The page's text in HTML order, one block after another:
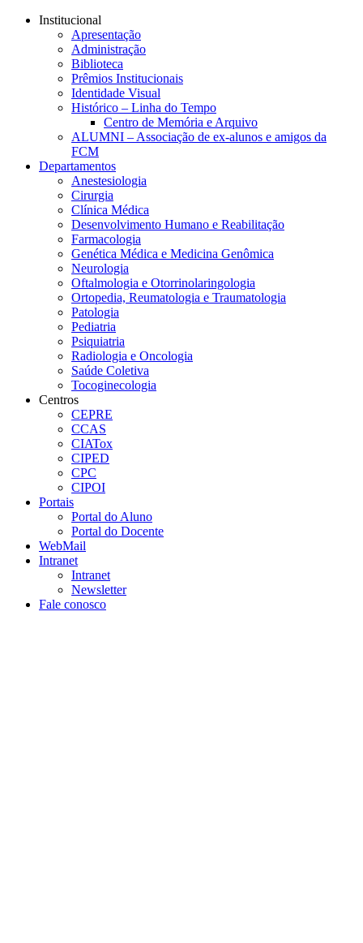
Conteúdo principal
Institucional
Apresentação
Administração
Biblioteca
Prêmios Institucionais
Identidade Visual
Histórico – Linha do Tempo
Centro de Memória e Arquivo
ALUMNI – Associação de ex-alunos e amigos da
FCM
Departamentos
Anestesiologia
Cirurgia
Clínica Médica
Desenvolvimento Humano e Reabilitação
Farmacologia
Genética Médica e Medicina Genômica
Neurologia
Oftalmologia e Otorrinolaringologia
Ortopedia, Reumatologia e Traumatologia
Patologia
Pediatria
Psiquiatria
Radiologia e Oncologia
Saúde Coletiva
Tocoginecologia
Centros
CEPRE
CCAS
CIATox
CIPED
CPC
CIPOI
Portais
Portal do Aluno
Portal do Docente
WebMail
Intranet
Intranet
Newsletter
Fale conosco